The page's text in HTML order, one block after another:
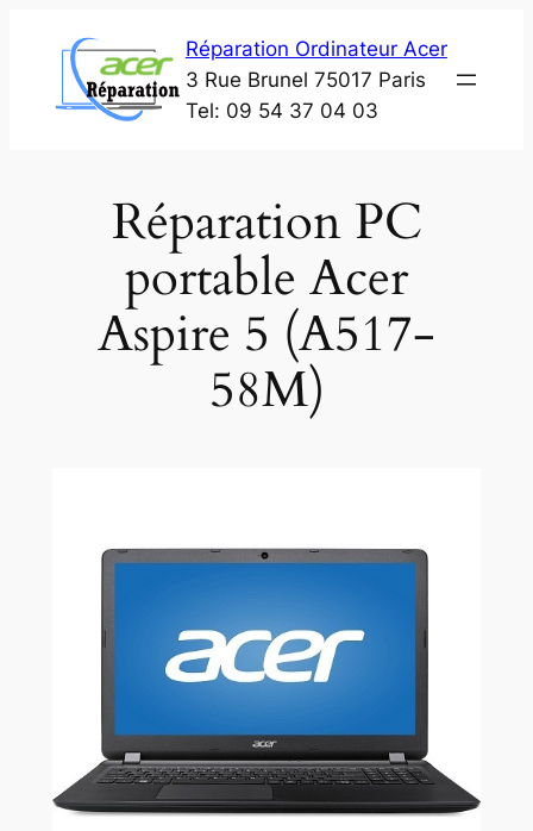
contenu
Réparation Ordinateur Acer
3 Rue Brunel 75017 Paris
Tel: 09 54 37 04 03
Réparation PC
portable Acer
Aspire 5 (A517-
58M)